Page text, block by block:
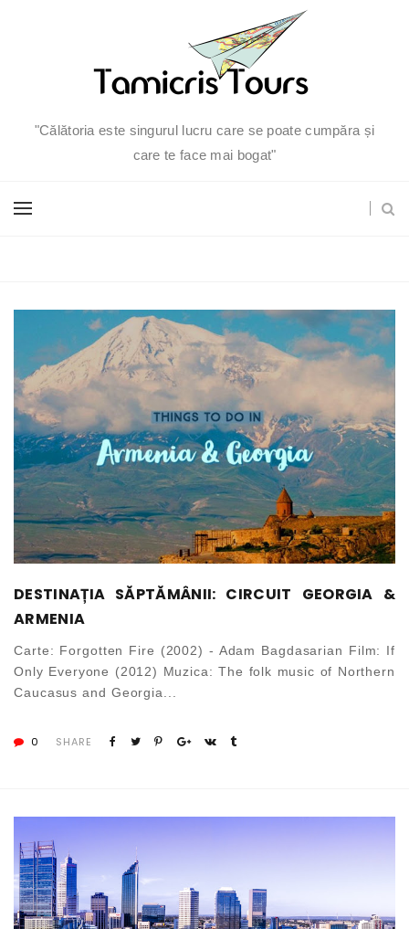
"Călătoria este singurul lucru care se poate cumpăra și
care te face mai bogat"
DESTINAȚIA SĂPTĂMÂNII: CIRCUIT GEORGIA &
ARMENIA
Carte: Forgotten Fire (2002) - Adam Bagdasarian Film: If
Only Everyone (2012) Muzica: The folk music of Northern
Caucasus and Georgia...
0 SHARE